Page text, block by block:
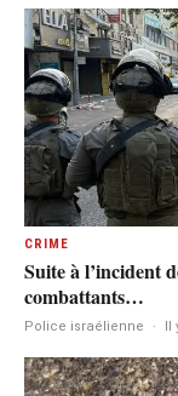
CRIME
Suite à l’incident
combattants…
Police israélienne · Il